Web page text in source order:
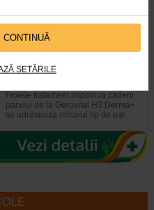
SETĂRILE
Tratament anticadere GH3
Derma+, 12 fiole, GEROVITAL
Fiolele tratament impotriva caderii
parului de la Gerovital H3 Derma+
se adreseaza oricarui tip de par…